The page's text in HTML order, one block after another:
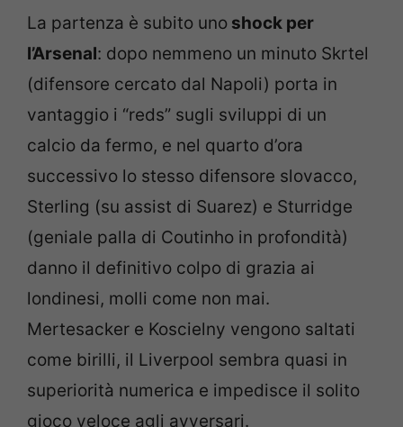
La partenza è subito uno shock per
l’Arsenal: dopo nemmeno un minuto Skrtel
(difensore cercato dal Napoli) porta in
vantaggio i “reds” sugli sviluppi di un
calcio da fermo, e nel quarto d’ora
successivo lo stesso difensore slovacco,
Sterling (su assist di Suarez) e Sturridge
(geniale palla di Coutinho in profondità)
danno il definitivo colpo di grazia ai
londinesi, molli come non mai.
Mertesacker e Koscielny vengono saltati
come birilli, il Liverpool sembra quasi in
superiorità numerica e impedisce il solito
gioco veloce agli avversari.